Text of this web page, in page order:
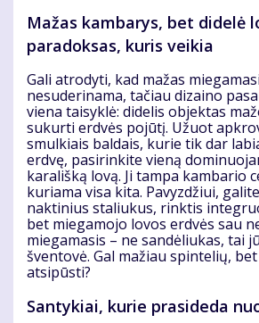
Mažas kambarys, bet didelė
paradoksas, kuris veikia
Gali atrodyti, kad mažas
nesuderinama, tačiau dizaino
viena taisyklė: didelis objektas
sukurti erdvės pojūtį. Užuot
smulkiais baldais, kurie tik dar
erdvę, pasirinkite vieną
karališką lovą. Ji tampa kambario
kuriama visa kita. Pavyzdžiui,
naktinius staliukus, rinktis
bet miegamojo lovos erdvės sau
miegamasis – ne sandėliukas, tai
šventovė. Gal mažiau spintelių,
atsipūsti?
Santykiai, kurie prasideda